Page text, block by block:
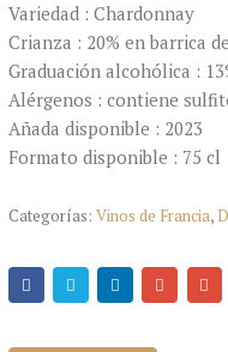
Variedad : Chardonnay
Crianza : 20% en barrica
Graduación alcohólica :
Alérgenos : contiene
Añada disponible : 2023
Formato disponible : 75 cl
Categorías: Vinos de Francia,